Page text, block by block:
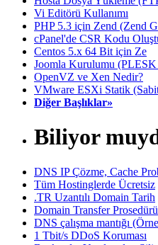
Vi Editörü Kullanımı
PHP 5.3 için Zend (Zend G
cPanel'de CSR Kodu
Centos 5.x 64 Bit için Ze
Joomla Kurulumu (PLESK
OpenVZ ve Xen Nedir?
VMware ESXi Statik
Diğer Başlıklar»
Biliyor
DNS IP Çözme, Cache
Tüm Hostinglerde Ücretsiz
.TR Uzantılı Domain Tarih
Domain Transfer Prosedürü
DNS çalışma mantığı (Örne
1 Tbit/s DDoS Koruması